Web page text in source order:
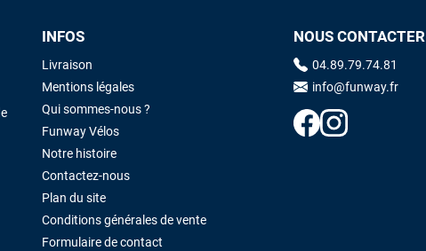
INFOS
Livraison
Mentions légales
Qui sommes-nous ?
Funway Vélos
Notre histoire
Contactez-nous
Plan du site
Conditions générales de vente
Formulaire de contact
NOUS CONTACTER
04.89.79.74.81
info@funway.fr
RICHMOND
il y a 3 mois
acheté une voile d'occasion depuis Tahiti. Super service. L'envoi a
rapide. La voile est arrivée en super état. Mauruuru roa.
VOIR TOUS LES AVIS